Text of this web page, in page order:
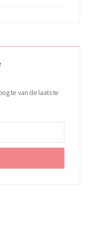
van de laatste